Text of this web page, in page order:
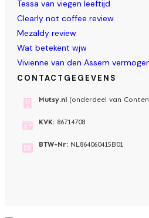
Tessa van viegen leeftijd
Clearly not coffee review
Mezaldy review
Wat betekent wjw
Vivienne van den Assem
CONTACTGEGEVENS
Mutsy.nl (onderdeel van
KVK: 86714708
BTW-Nr: NL864060415B01